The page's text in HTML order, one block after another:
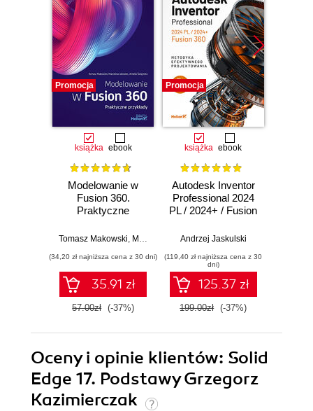
Promocja
książka ebook
Modelowanie w
Fusion 360.
Praktyczne
Tomasz Makowski Marcelina Jałowiec , Amelia Święcicka
(34,20 zł najniższa cena z 30 dni)
35.91 zł
57.00zł (-37%)
Promocja
książka ebook
Autodesk Inventor
Professional 2024
PL / 2024+ / Fusion
efektywnego
Andrzej Jaskulski
(119,40 zł najniższa cena z 30
dni)
125.37 zł
199.00zł (-37%)
Oceny i opinie klientów: Solid
Edge 17. Podstawy Grzegorz
Kazimierczak